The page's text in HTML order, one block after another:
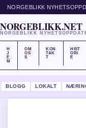
NORGEBLIKK
NORGEBLIKK.NET
NORGEBLIKK
H
J
E
M
OM
OS
S
KON
TAK
T
HIST
ORI
E
BLOGG LOKALT